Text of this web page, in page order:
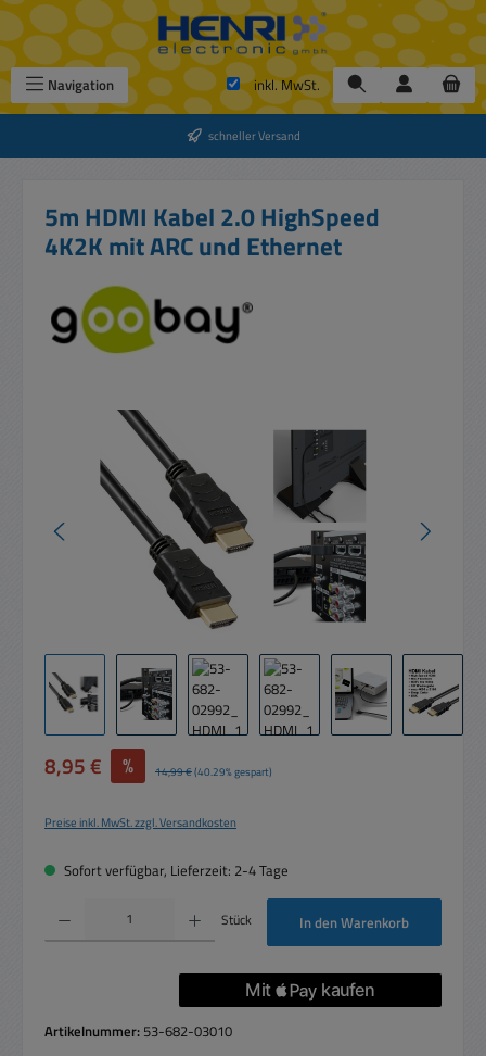
Zum Hauptinhalt springen
Navigation inkl. MwSt.
schneller Versand
5m HDMI Kabel 2.0 HighSpeed
4K2K mit ARC und Ethernet
Bildergalerie überspringen
Verkaufspreis:
8,95 € % Regulärer Preis:
14,99 €(40.29% gespart)
Preise inkl. MwSt. zzgl. Versandkosten
Sofort verfügbar, Lieferzeit: 2-4 Tage
Produkt Anzahl: Gib den gewünschten Wert ein oder benutze die Schaltflächen um
Stück In den Warenkorb
Artikelnummer: 53-682-03010